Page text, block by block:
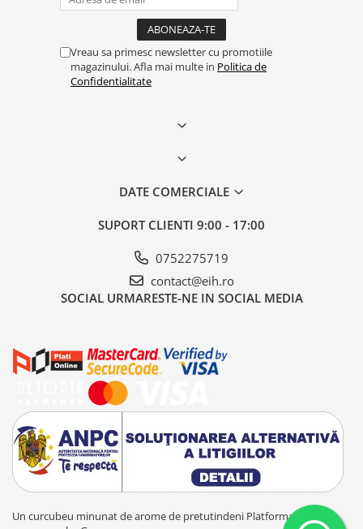
Vreau sa primesc newsletter cu promotiile
magazinului. Afla mai multe in Politica de
Confidentialitate
DATE COMERCIALE
SUPORT CLIENTI 9:00 - 17:00
0752275719
contact@eih.ro
SOCIAL URMARESTE-NE IN SOCIAL MEDIA
Un curcubeu minunat de arome de pretutindeni Platforma E-